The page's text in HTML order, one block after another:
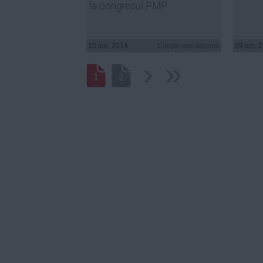
la congresul PMP
10 iun, 2014 09 iun,
1